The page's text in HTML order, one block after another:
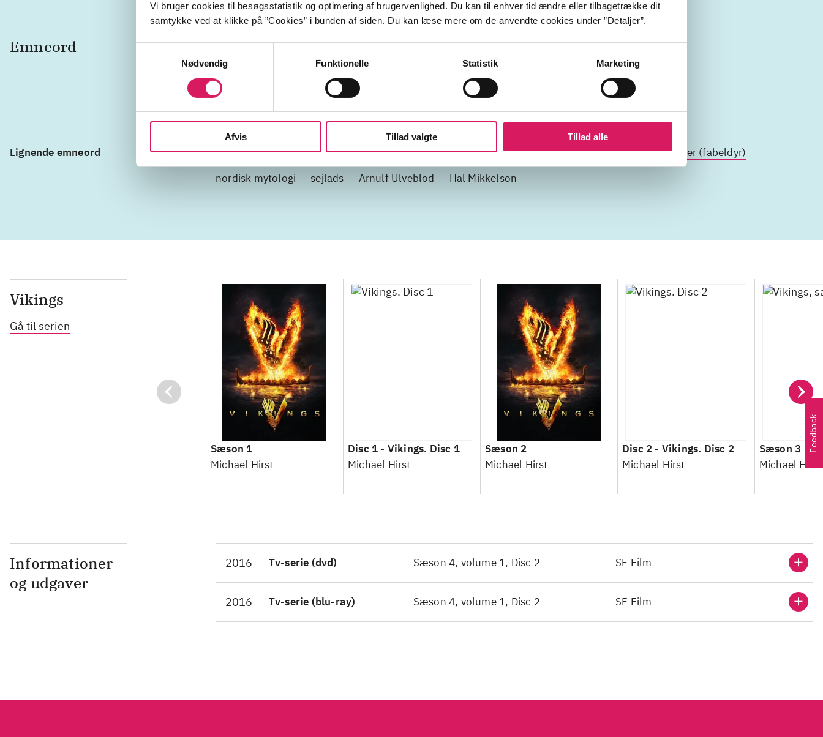
Vi bruger cookies til besøgsstatistik og optimering af brugervenlighed. Du kan til enhver tid ændre eller tilbagetrække dit
samtykke ved at klikke på ”Cookies” i bunden af siden. Du kan læse mere om de anvendte cookies under ”Detaljer”.
Nødvendig
Funktionelle Statistik Marketing
Afvis Tillad valgte Tillad alle
Emneord
vikinger
Norden
700-tallet
Lignende emneord vikingetiden vikingetogene Uhtred Hikke (Sådan træner du din drage) kristendom
drager (fabeldyr)
nordisk mytologi
sejlads Arnulf Ulveblod Hal Mikkelson
Vikings
Gå til serien
Sæson 1
Michael Hirst
Disc 1 - Vikings. Disc 1
Michael Hirst
Sæson 2
Michael Hirst
Disc 2 - Vikings. Disc 2
Michael Hirst
Sæson 3
Michael Hirst
Informationer
og udgaver
2016 Tv-serie (dvd) Sæson 4, volume 1, Disc 2 SF Film
2016 Tv-serie (blu-ray) Sæson 4, volume 1, Disc 2 SF Film
Feedback